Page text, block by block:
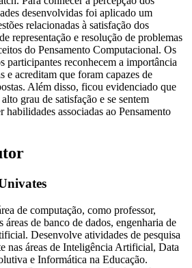
desenvolvidas foi aplicado um
relacionadas à satisfação dos
representação e resolução de problemas
do Pensamento Computacional. Os
participantes reconhecem a importância
e acreditam que foram capazes de
Além disso, ficou evidenciado que
grau de satisfação e se sentem
habilidades associadas ao Pensamento
de computação, como professor,
de banco de dados, engenharia de
Desenvolve atividades de pesquisa
nas áreas de Inteligência Artificial, Data
e Informática na Educação.